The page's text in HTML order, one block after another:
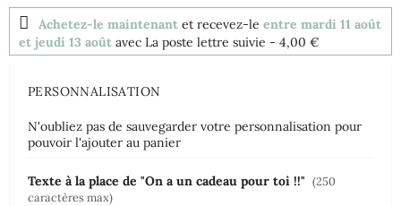
Achetez-le maintenant et recevez-le entre mardi 11 août
et jeudi 13 août avec La poste lettre suivie - 4,00 €
PERSONNALISATION
N'oubliez pas de sauvegarder votre personnalisation pour
pouvoir l'ajouter au panier
Texte à la place de "On a un cadeau pour toi !!" (250
caractères max)